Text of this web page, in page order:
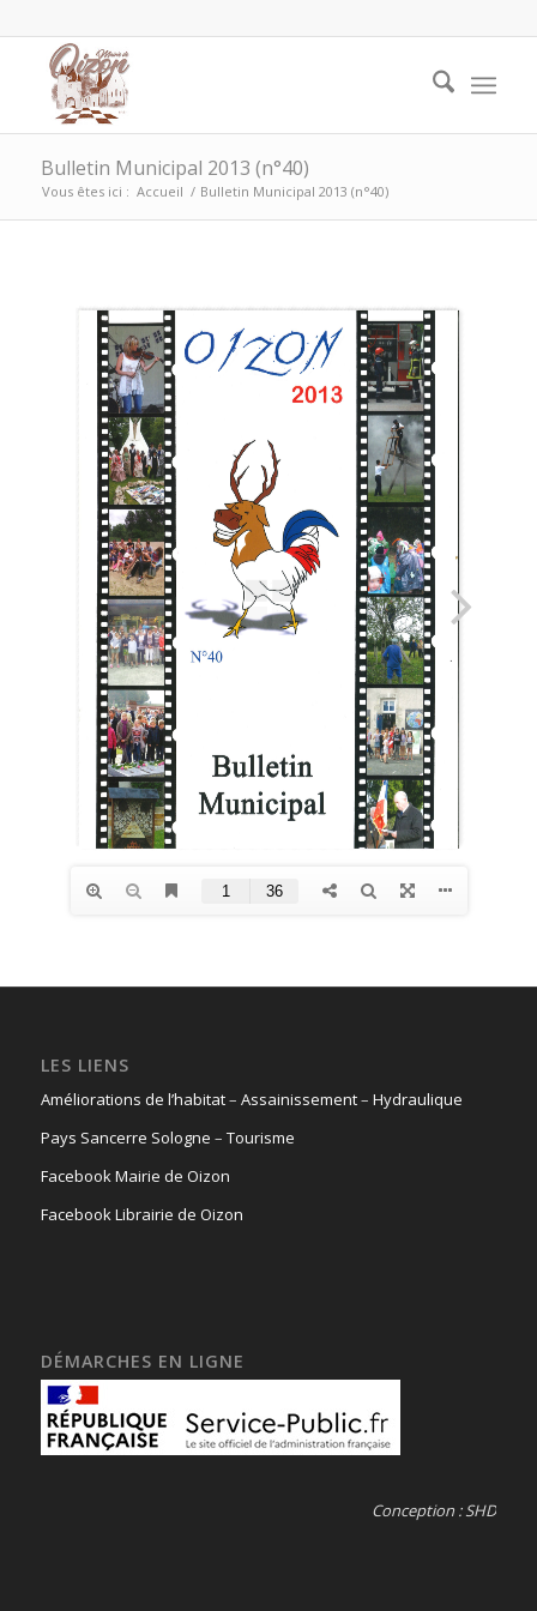
Bulletin Municipal 2013 (n°40)
Vous êtes ici : Accueil / Bulletin Municipal 2013 (n°40)
LES LIENS
Améliorations de l’habitat– Assainissement– Hydraulique
Pays Sancerre Sologne – Tourisme
Facebook Mairie de Oizon
Facebook Librairie de Oizon
DÉMARCHES EN LIGNE
Conception : SHD